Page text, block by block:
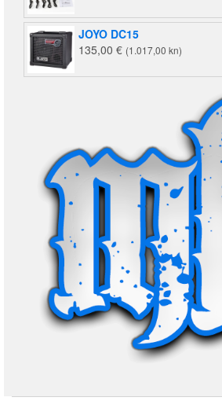
JOYO DC15
135,00 € (1.017,00 kn)